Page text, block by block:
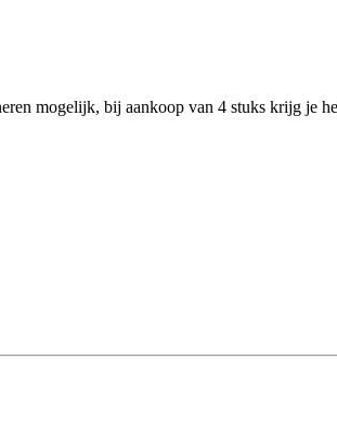
mogelijk, bij aankoop van 4 stuks krijg je